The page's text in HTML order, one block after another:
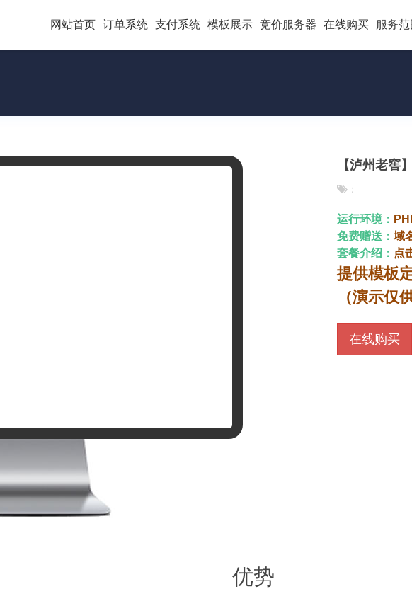
网站首页 订单系统 支付系统 模板展示 竞价服务器 在线购买 服务范
【泸州老窖
：
运行环境：
免费赠送： 域
套餐介绍： 点
提供模板
（演示仅
在线购买
优势